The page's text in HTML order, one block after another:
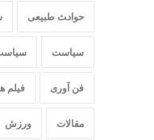
حواد‍‍‍ث طبیعی
سیاست
فن آوری فیلم
مقالات ورزش